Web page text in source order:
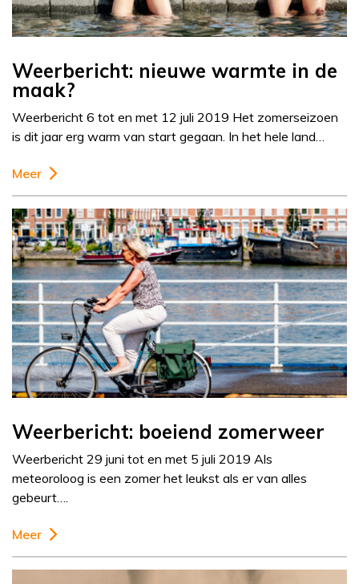
Weerbericht: nieuwe warmte in de
maak?
Weerbericht 6 tot en met 12 juli 2019 Het zomerseizoen
is dit jaar erg warm van start gegaan. In het hele land…
Meer
Weerbericht: boeiend zomerweer
Weerbericht 29 juni tot en met 5 juli 2019 Als
meteoroloog is een zomer het leukst als er van alles
gebeurt….
Meer